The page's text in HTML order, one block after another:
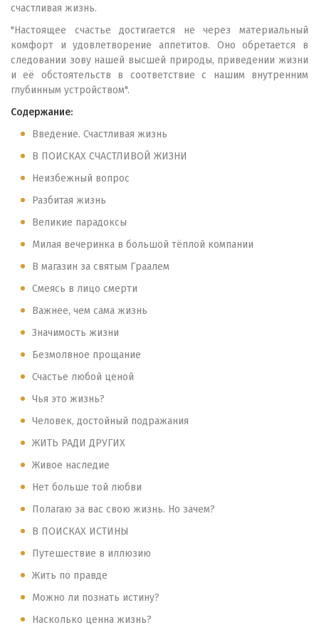
счастливая жизнь.
"Настоящее счастье достигается не через материальный
комфорт и удовлетворение аппетитов. Оно обретается в
следовании зову нашей высшей природы, приведении жизни
и её обстоятельств в соответствие с нашим внутренним
глубинным устройством".
Содержание:
Введение. Счастливая жизнь
В ПОИСКАХ СЧАСТЛИВОЙ ЖИЗНИ
Неизбежный вопрос
Разбитая жизнь
Великие парадоксы
Милая вечеринка в большой тёплой компании
В магазин за святым Граалем
Смеясь в лицо смерти
Важнее, чем сама жизнь
Значимость жизни
Безмолвное прощание
Счастье любой ценой
Чья это жизнь?
Человек, достойный подражания
ЖИТЬ РАДИ ДРУГИХ
Живое наследие
Нет больше той любви
Полагаю за вас свою жизнь. Но зачем?
В ПОИСКАХ ИСТИНЫ
Путешествие в иллюзию
Жить по правде
Можно ли познать истину?
Насколько ценна жизнь?